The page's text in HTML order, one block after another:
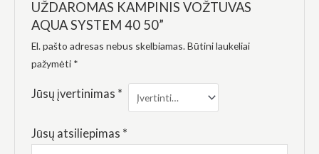
UŽDAROMAS KAMPINIS VOŽTUVAS
AQUA SYSTEM 40 50”
El. pašto adresas nebus skelbiamas. Būtini laukeliai
pažymėti *
Jūsų įvertinimas *
Jūsų atsiliepimas *
galimybę
suasmenintą
turinį ir
pasiūlymus.